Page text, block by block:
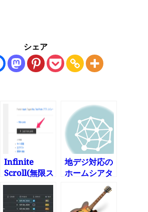
シェア
Infinite
Scroll(無限ス
クロール)を
有効にしてみ
た
地デジ対応の
ホームシアタ
ーが欲しいな